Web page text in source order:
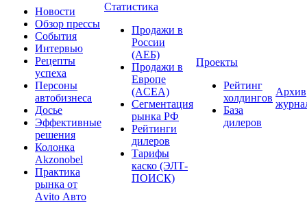
Новости
Обзор прессы
События
Интервью
Рецепты
успеха
Персоны
автобизнеса
Досье
Эффективные
решения
Колонка
Akzonobel
Практика
рынка от
Аvito Авто
Статистика
Продажи в
России
(АЕБ)
Продажи в
Европе
(ACEA)
Сегментация
рынка РФ
Рейтинги
дилеров
Тарифы
каско (ЭЛТ-
ПОИСК)
Проекты
Рейтинг
холдингов
База
дилеров
Архив